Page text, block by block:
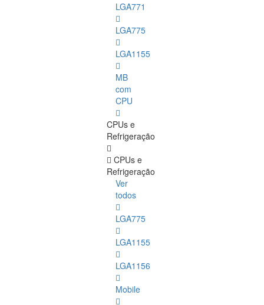
LGA771
LGA775
LGA1155
MB
com
CPU
CPUs e
Refrigeração
CPUs e
Refrigeração
Ver
todos
LGA775
LGA1155
LGA1156
Mobile